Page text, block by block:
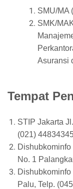
SMU/MA
SMK/
Asuransi
Tempat
STIP Jakarta
(021)
No. 1
Palu, Telp.